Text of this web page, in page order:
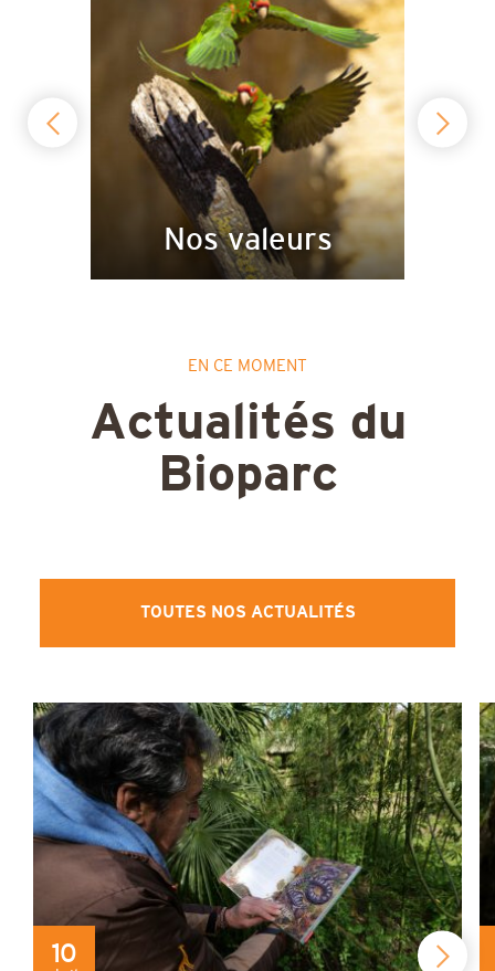
Nos valeurs
EN CE MOMENT
Actualités du
Bioparc
TOUTES NOS ACTUALITÉS
10